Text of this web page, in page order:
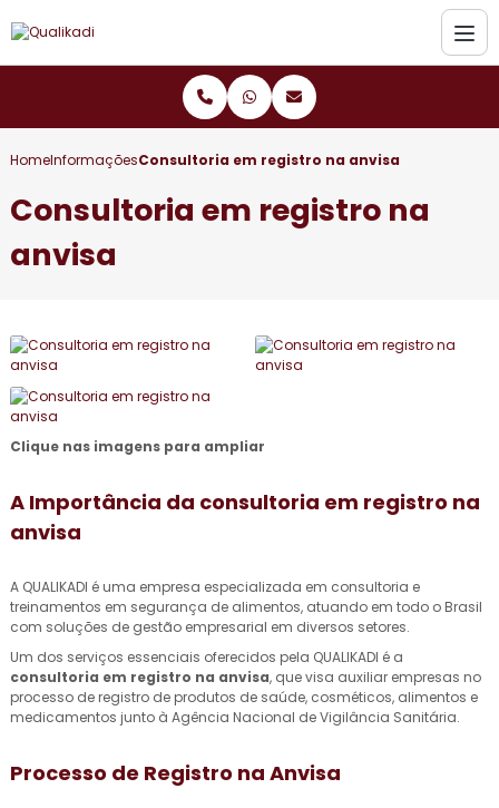
HomeInformaçõesConsultoria em registro na anvisa
Consultoria em registro na
anvisa
Clique nas imagens para ampliar
A Importância da consultoria em registro na
anvisa
A QUALIKADI é uma empresa especializada em consultoria e
treinamentos em segurança de alimentos, atuando em todo o Brasil
com soluções de gestão empresarial em diversos setores.
Um dos serviços essenciais oferecidos pela QUALIKADI é a
consultoria em registro na anvisa, que visa auxiliar empresas no
processo de registro de produtos de saúde, cosméticos, alimentos e
medicamentos junto à Agência Nacional de Vigilância Sanitária.
Processo de Registro na Anvisa